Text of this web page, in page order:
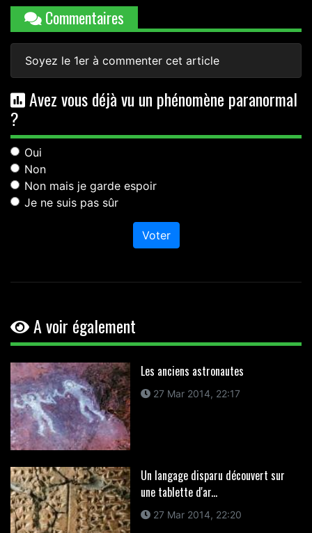
Commentaires
Soyez le 1er à commenter cet article
Avez vous déjà vu un phénomène paranormal
?
Oui
Non
Non mais je garde espoir
Je ne suis pas sûr
Voter
A voir également
Les anciens astronautes
27 Mar 2014, 22:17
Un langage disparu découvert sur
une tablette d'ar...
27 Mar 2014, 22:20